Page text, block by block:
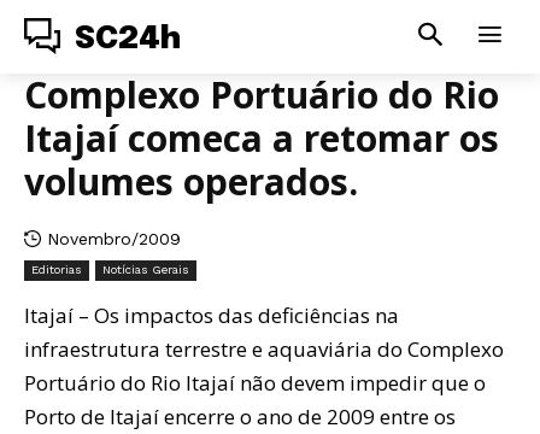
SC24h
Complexo Portuário do Rio
Itajaí comeca a retomar os
volumes operados.
Novembro/2009
Editorias Notícias Gerais
Itajaí – Os impactos das deficiências na
infraestrutura terrestre e aquaviária do Complexo
Portuário do Rio Itajaí não devem impedir que o
Porto de Itajaí encerre o ano de 2009 entre os